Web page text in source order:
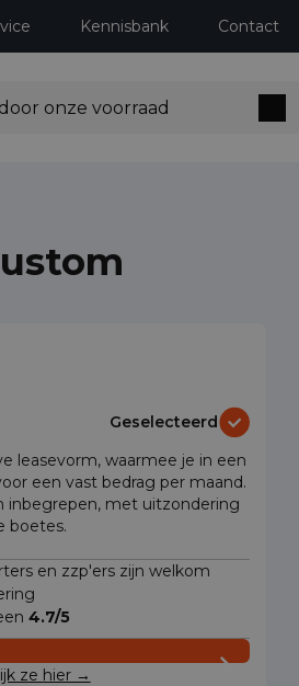
Kennisbank Contact
Geselecteerd
leasevorm, waarmee je in een
een vast bedrag per maand.
inbegrepen, met uitzondering
boetes.
en zzp'ers zijn welkom
4.7/5
ze hier →